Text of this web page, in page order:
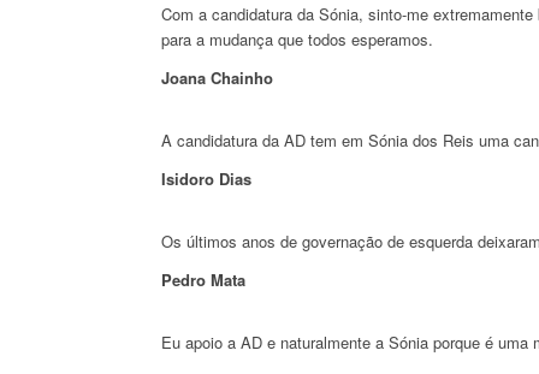
Com a candidatura da Sónia, sinto-me
para a mudança que todos esperamos.
Joana Chainho
A candidatura da AD tem em Sónia dos Reis uma
Isidoro Dias
Os últimos anos de governação de esquerda
Pedro Mata
Eu apoio a AD e naturalmente a Sónia porque é